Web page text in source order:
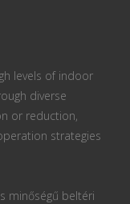
levels of indoor
diverse
or reduction,
strategies
minőségű beltéri